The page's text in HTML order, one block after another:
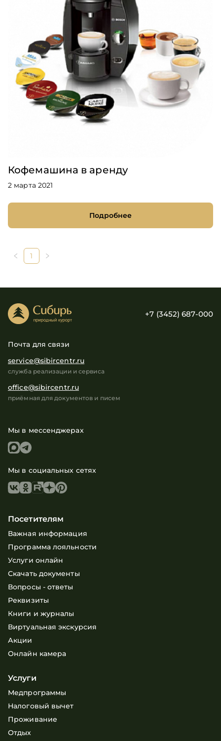
Кофемашина в аренду
2 марта 2021
Подробнее
1
+7 (3452) 687-000
Почта для связи
service@sibircentr.ru
служба реализации и сервиса
office@sibircentr.ru
приёмная для документов и писем
Мы в мессенджерах
Мы в социальных сетях
Посетителям
Важная информация
Программа лояльности
Услуги онлайн
Скачать документы
Вопросы - ответы
Реквизиты
Книги и журналы
Виртуальная экскурсия
Акции
Онлайн камера
Услуги
Медпрограммы
Налоговый вычет
Проживание
Отдых